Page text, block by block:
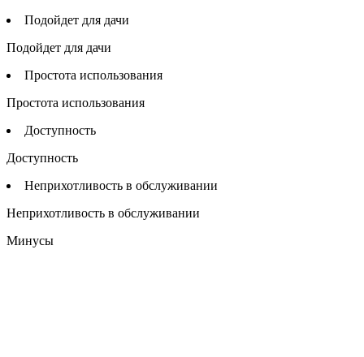
Подойдет для дачи
Подойдет для дачи
Простота использования
Простота использования
Доступность
Доступность
Неприхотливость в обслуживании
Неприхотливость в обслуживании
Минусы